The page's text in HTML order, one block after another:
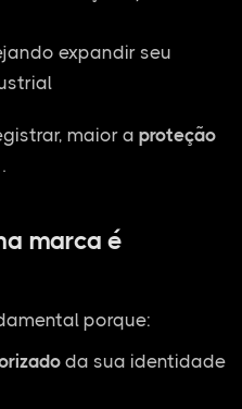
expandir seu
maior a proteção
.
marca é
porque:
da sua identidade